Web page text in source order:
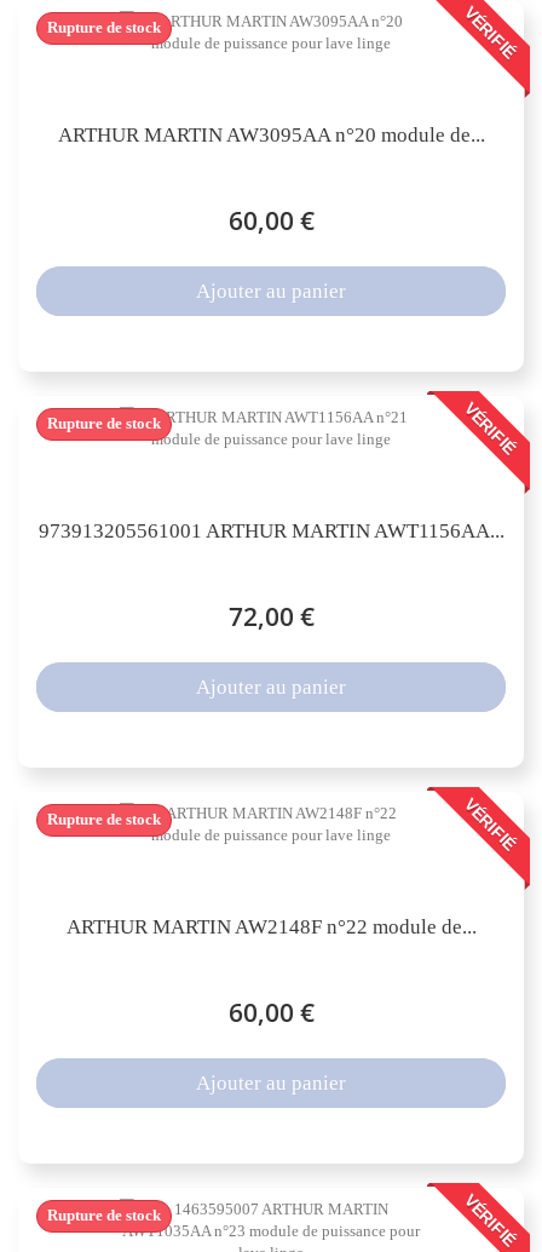
VÉRIFIÉ
ARTHUR MARTIN AW3095AA n°20 module de...
60,00 €
Rupture de stock
Ajouter au panier
VÉRIFIÉ
973913205561001 ARTHUR MARTIN AWT1156AA...
72,00 €
Rupture de stock
Ajouter au panier
VÉRIFIÉ
ARTHUR MARTIN AW2148F n°22 module de...
60,00 €
Rupture de stock
Ajouter au panier
VÉRIFIÉ
Rupture de stock